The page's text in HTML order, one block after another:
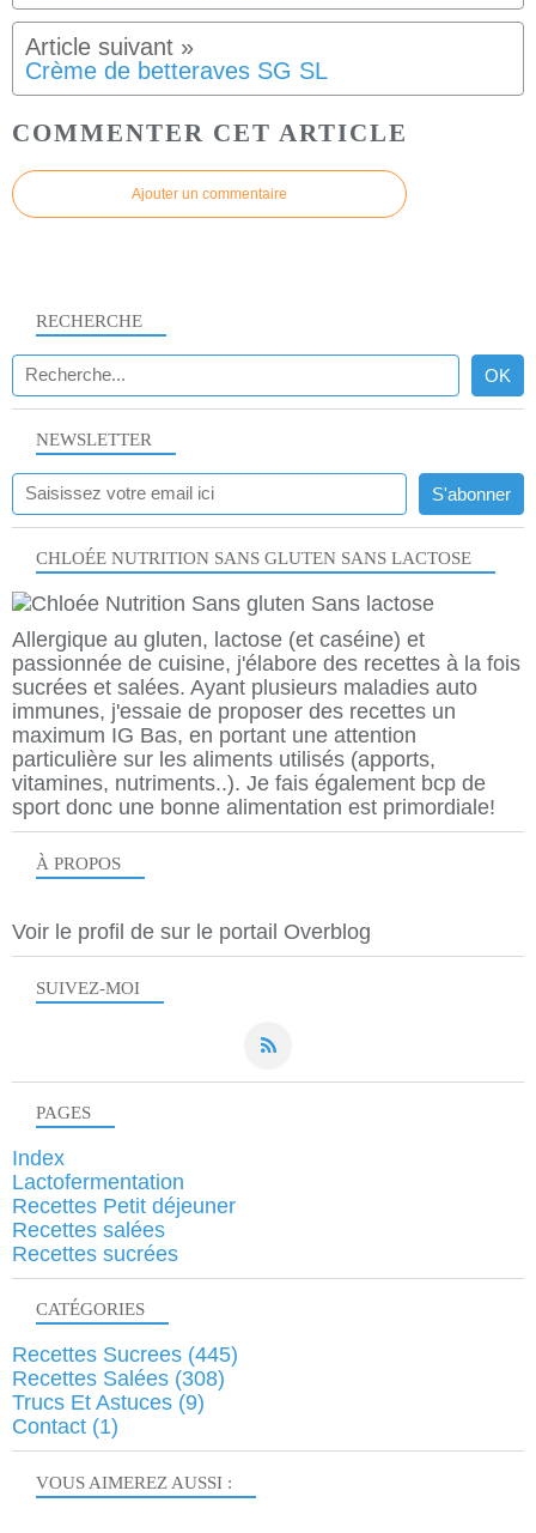
Crème de betteraves SG SL
COMMENTER CET ARTICLE
Ajouter un commentaire
NEWSLETTER
SUIVEZ-MOI
RECHERCHE
CHLOÉE NUTRITION SANS GLUTEN SANS LACTOSE
Allergique au gluten, lactose (et caséine) et
passionnée de cuisine, j'élabore des recettes à la fois
sucrées et salées. Ayant plusieurs maladies auto
immunes, j'essaie de proposer des recettes un
maximum IG Bas, en portant une attention
particulière sur les aliments utilisés (apports,
vitamines, nutriments..). Je fais également bcp de
sport donc une bonne alimentation est primordiale!
À PROPOS
Voir le profil de sur le portail Overblog
VOUS AIMEREZ AUSSI :
PAGES
Index
Lactofermentation
Recettes Petit déjeuner
Recettes salées
Recettes sucrées
CATÉGORIES
Recettes Sucrees (445)
Recettes Salées (308)
Trucs Et Astuces (9)
Contact (1)